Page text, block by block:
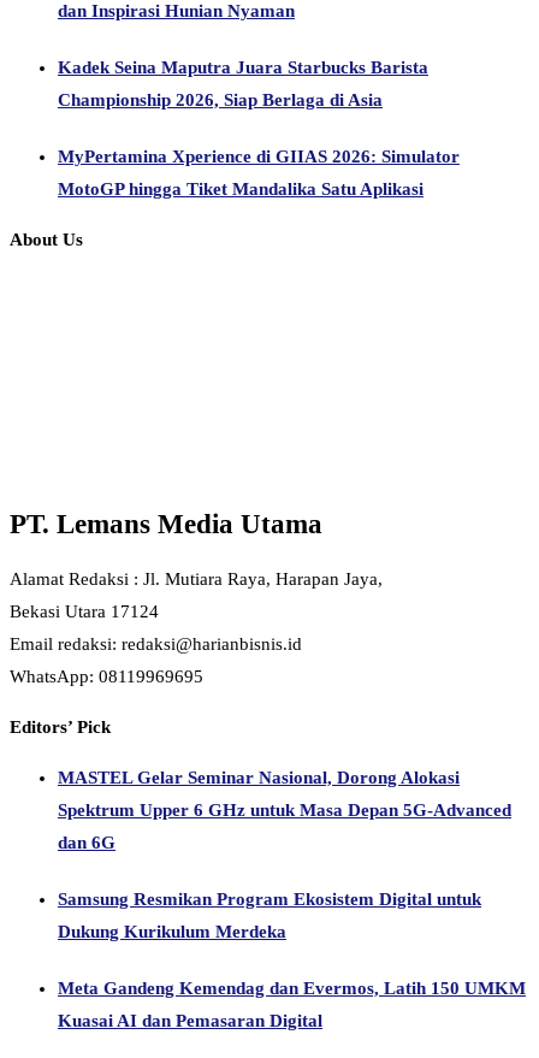
dan Inspirasi Hunian Nyaman
Kadek Seina Maputra Juara Starbucks Barista
Championship 2026, Siap Berlaga di Asia
MyPertamina Xperience di GIIAS 2026: Simulator
MotoGP hingga Tiket Mandalika Satu Aplikasi
About Us
PT. Lemans Media Utama
Alamat Redaksi : Jl. Mutiara Raya, Harapan Jaya,
Bekasi Utara 17124
Email redaksi: redaksi@harianbisnis.id
WhatsApp: 08119969695
Editors’ Pick
MASTEL Gelar Seminar Nasional, Dorong Alokasi
Spektrum Upper 6 GHz untuk Masa Depan 5G-Advanced
dan 6G
Samsung Resmikan Program Ekosistem Digital untuk
Dukung Kurikulum Merdeka
Meta Gandeng Kemendag dan Evermos, Latih 150 UMKM
Kuasai AI dan Pemasaran Digital